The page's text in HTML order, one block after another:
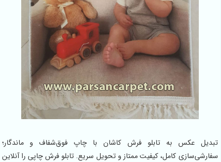
به تابلو فرش کاشان با چاپ فوق‌شفاف و ماندگار؛
کامل، کیفیت ممتاز و تحویل سریع. تابلو فرش چاپی را آنلاین